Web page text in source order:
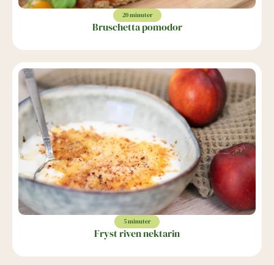
20 minuter
Bruschetta pomodor
5 minuter
Fryst riven nektarin